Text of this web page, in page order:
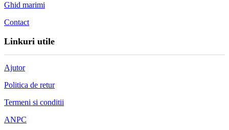
Ghid marimi
Contact
Linkuri utile
Ajutor
Politica de retur
Termeni si conditii
ANPC